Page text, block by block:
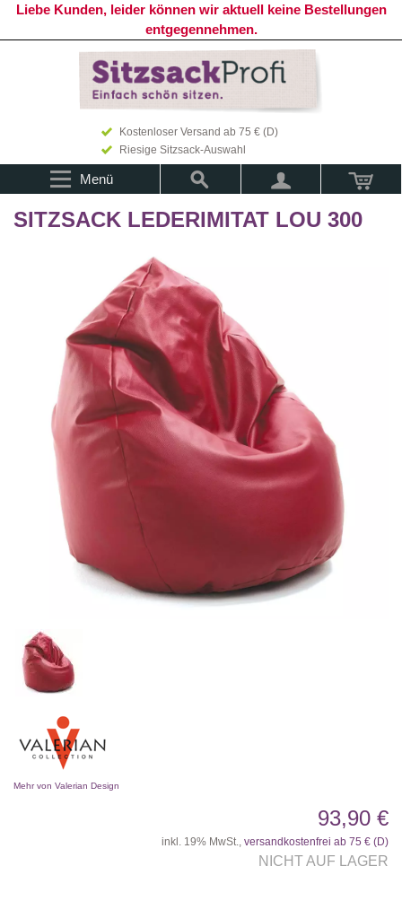
Liebe Kunden, leider können wir aktuell keine Bestellungen
entgegennehmen.
Kostenloser Versand ab 75 € (D)
Riesige Sitzsack-Auswahl
Menü
SITZSACK LEDERIMITAT LOU 300
Mehr von Valerian Design
93,90 €
inkl. 19% MwSt., versandkostenfrei ab 75 € (D)
NICHT AUF LAGER